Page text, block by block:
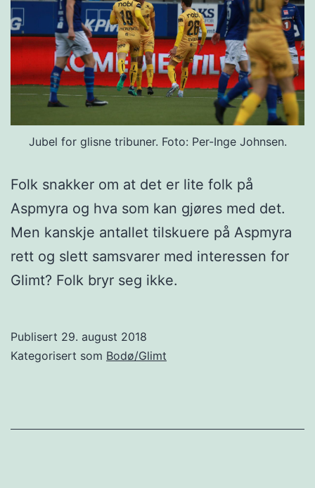
Jubel for glisne tribuner. Foto: Per-Inge Johnsen.
Folk snakker om at det er lite folk på
Aspmyra og hva som kan gjøres med det.
Men kanskje antallet tilskuere på Aspmyra
rett og slett samsvarer med interessen for
Glimt? Folk bryr seg ikke.
Publisert 29. august 2018
Kategorisert som Bodø/Glimt